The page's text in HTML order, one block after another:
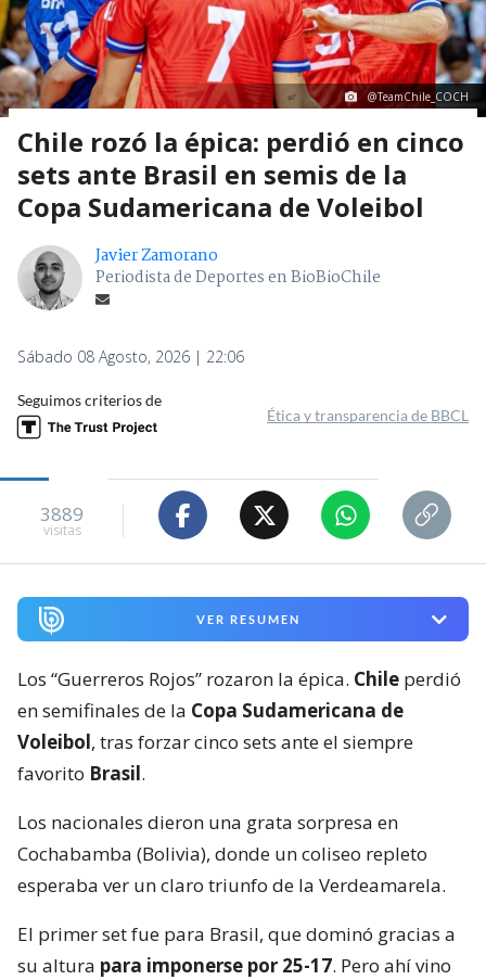
@TeamChile_COCH
Chile rozó la épica: perdió en cinco
sets ante Brasil en semis de la
Copa Sudamericana de Voleibol
Javier Zamorano
Periodista de Deportes en BioBioChile
Sábado 08 Agosto, 2026 | 22:06
Seguimos criterios de
Ética y transparencia de BBCL
3889
visitas
VER RESUMEN
Los “Guerreros Rojos” rozaron la épica. Chile perdió
en semifinales de la Copa Sudamericana de
Voleibol, tras forzar cinco sets ante el siempre
favorito Brasil.
Los nacionales dieron una grata sorpresa en
Cochabamba (Bolivia), donde un coliseo repleto
esperaba ver un claro triunfo de la Verdeamarela.
El primer set fue para Brasil, que dominó gracias a
su altura para imponerse por 25-17. Pero ahí vino